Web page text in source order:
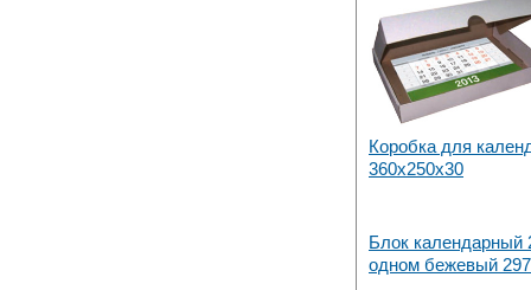
Коробка для
360х250х30
Блок календарный
одном бежевый